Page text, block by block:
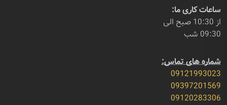
ساعات کاری ما:
از 10:30 صبح الی
09:30 شب
شماره های تماس:
09121993023
09397201569
09120283306